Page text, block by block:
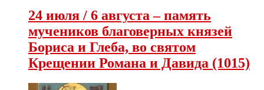
24 июля / 6 августа – память
мучеников благоверных князей
Бориса и Глеба, во святом
Крещении Романа и Давида (1015)